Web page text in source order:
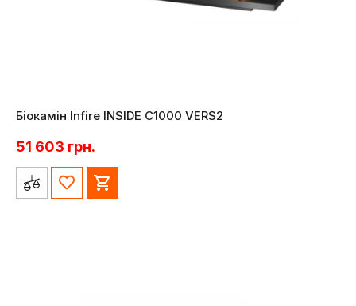
Біокамін Infire INSIDE C1000 VERS2
51 603 грн.